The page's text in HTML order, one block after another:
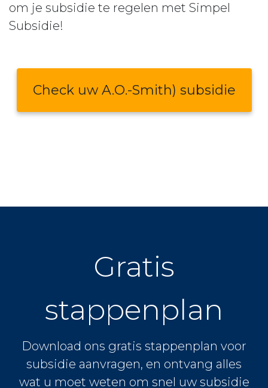
om je subsidie te regelen met Simpel
Subsidie!
Check uw A.O.-Smith) subsidie
Gratis
stappenplan
Download ons gratis stappenplan voor
subsidie aanvragen, en ontvang alles
wat u moet weten om snel uw subsidie